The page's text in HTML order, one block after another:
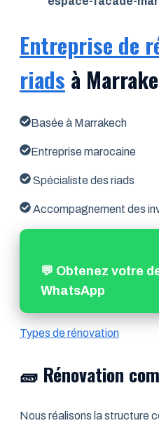
Entreprise de
riads à
Basée à Marrakech
Entreprise marocaine
Spécialiste des riads
Accompagnement des
💬 Obtenez votre
WhatsApp
Types de rénovation
🧱 Rénovation
Nous réalisons la structure